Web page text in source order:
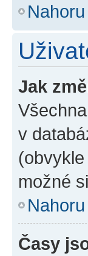
Nahoru
Jak
v
možné
Nahoru
Časy